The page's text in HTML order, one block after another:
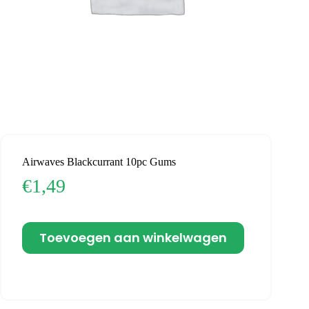
Airwaves Blackcurrant 10pc Gums
€1,49
Toevoegen aan winkelwagen